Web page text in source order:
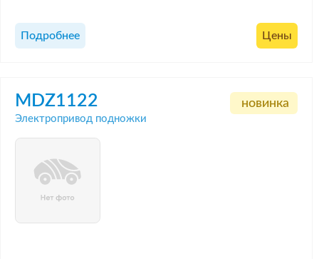
Подробнее Цены
MDZ1122
Электропривод подножки
новинка